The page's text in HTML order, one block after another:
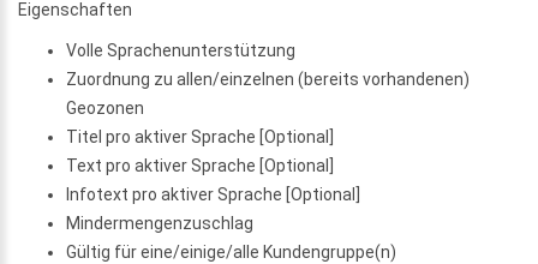
Eigenschaften
Volle Sprachenunterstützung
Zuordnung zu allen/einzelnen (bereits vorhandenen)
Geozonen
Titel pro aktiver Sprache [Optional]
Text pro aktiver Sprache [Optional]
Infotext pro aktiver Sprache [Optional]
Mindermengenzuschlag
Gültig für eine/einige/alle Kundengruppe(n)